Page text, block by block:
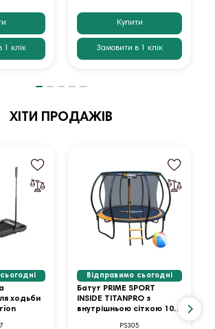
1 клік
Купити
Замовити в 1 клік
ХІТИ ПРОДАЖІВ
ходьби
Відправимо сьогодні
Батут PRIME SPORT
INSIDE TITANPRO з
внутрішньою сіткою 10
PS305